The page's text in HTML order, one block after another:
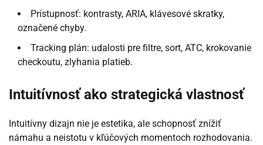
Prístupnosť: kontrasty, ARIA, klávesové skratky,
označené chyby.
Tracking plán: udalosti pre filtre, sort, ATC, krokovanie
checkoutu, zlyhania platieb.
Intuitívnosť ako strategická vlastnosť
Intuitívny dizajn nie je estetika, ale schopnosť znížiť
námahu a neistotu v kľúčových momentoch rozhodovania.